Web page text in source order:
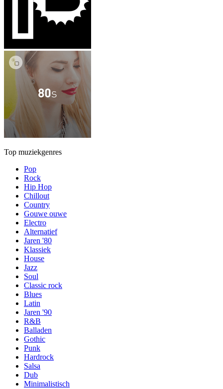
Top muziekgenres
Pop
Rock
Hip Hop
Chillout
Country
Gouwe ouwe
Electro
Alternatief
Jaren '80
Klassiek
House
Jazz
Soul
Classic rock
Blues
Latin
Jaren '90
R&B
Balladen
Gothic
Punk
Hardrock
Salsa
Dub
Minimalistisch